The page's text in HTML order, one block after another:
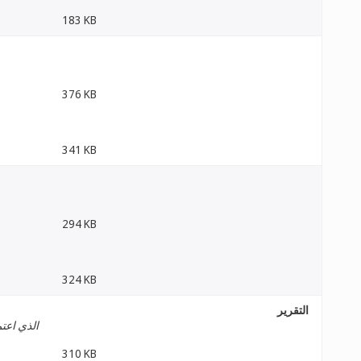
183 KB
376 KB
341 KB
294 KB
324 KB
التقرير
الذي
310 KB